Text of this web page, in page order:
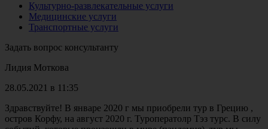
Культурно-развлекательные услуги
Медицинские услуги
Транспортные услуги
Задать вопрос консультанту
Лидия Моткова
28.05.2021 в 11:35
Здравствуйте! В январе 2020 г мы приобрели тур в Грецию ,
остров Корфу, на август 2020 г. Туроператолр Тэз турс. В силу